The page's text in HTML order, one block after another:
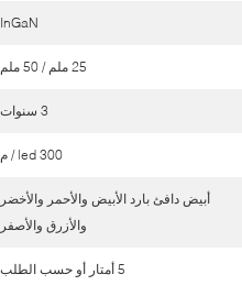
InGaN
25 ملم / 50 ملم
3 سنوات
300 led / م
أبيض دافئ بارد الأبيض والأحمر والأخضر
والأزرق والأصفر
5 أمتار أو حسب الطلب